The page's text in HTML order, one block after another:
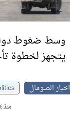
وسط ضغوط
يتجهز لخطوة تأخرت
اخبار الصومال
منذ ١٤ يوم